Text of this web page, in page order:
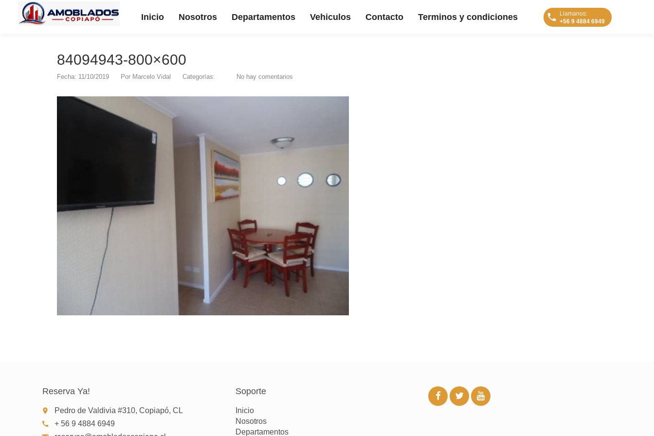
Llamanos:
+56 9 4884 6949
Inicio Nosotros Departamentos Vehiculos Contacto Terminos y condiciones
84094943-800×600
Fecha: 11/10/2019 Por Marcelo Vidal Categorías: No hay comentarios
Reserva Ya!
place Pedro de Valdivia #310, Copiapó, CL
call + 56 9 4884 6949
Soporte
Inicio
Nosotros
Departamentos